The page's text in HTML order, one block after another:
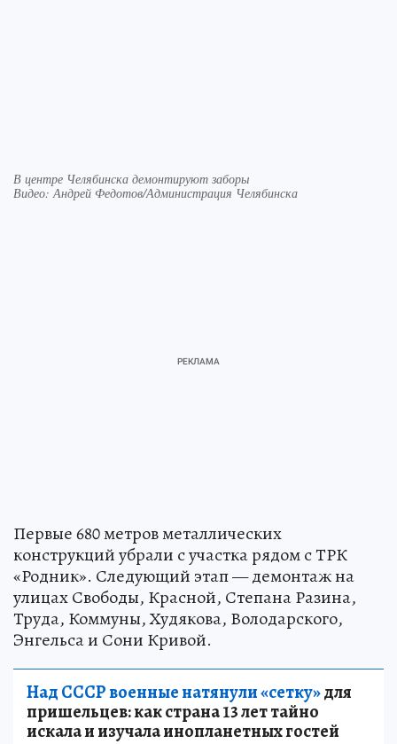
В центре Челябинска демонтируют заборы
Видео: Андрей Федотов/Администрация Челябинска
Первые 680 метров металлических
конструкций убрали с участка рядом с ТРК
«Родник». Следующий этап — демонтаж на
улицах Свободы, Красной, Степана Разина,
Труда, Коммуны, Худякова, Володарского,
Энгельса и Сони Кривой.
Над СССР военные натянули «сетку»для
пришельцев: как страна 13 лет тайно
искала и изучала инопланетных гостей